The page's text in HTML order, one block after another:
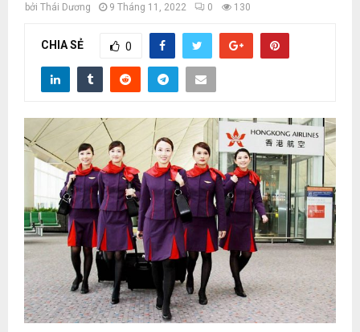
bởi Thái Dương 9 Tháng 11, 2022 0 130
CHIA SẺ 0